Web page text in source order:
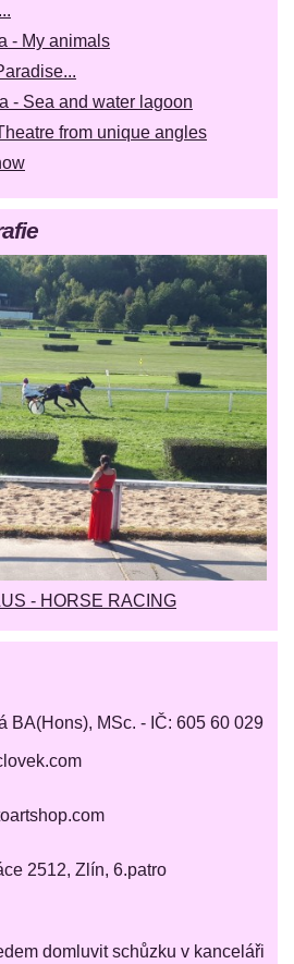
- My animals
- Sea and water lagoon
from unique angles
- HORSE RACING
BA(Hons), MSc. - IČ: 605 60 029
2512, Zlín, 6.patro
domluvit schůzku v kanceláři